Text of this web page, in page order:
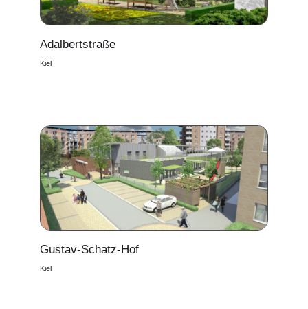
Adalbertstraße
Kiel
Gustav-Schatz-Hof
Kiel